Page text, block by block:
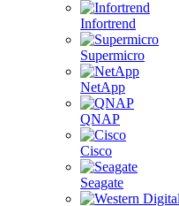
Infortrend
Supermicro
NetApp
QNAP
Cisco
Seagate